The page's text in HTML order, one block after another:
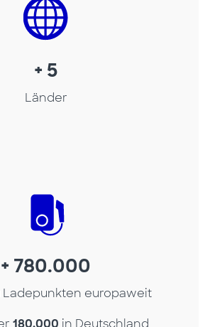
+ 5
Länder
+ 780.000
Ladepunkten europaweit
180.000 in Deutschland